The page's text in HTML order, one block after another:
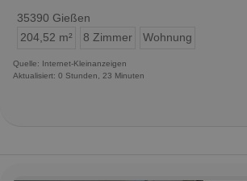
35390 Gießen
204,52 m²
8 Zimmer Wohnung
Quelle: Internet-Kleinanzeigen
Aktualisiert: 0 Stunden, 23 Minuten